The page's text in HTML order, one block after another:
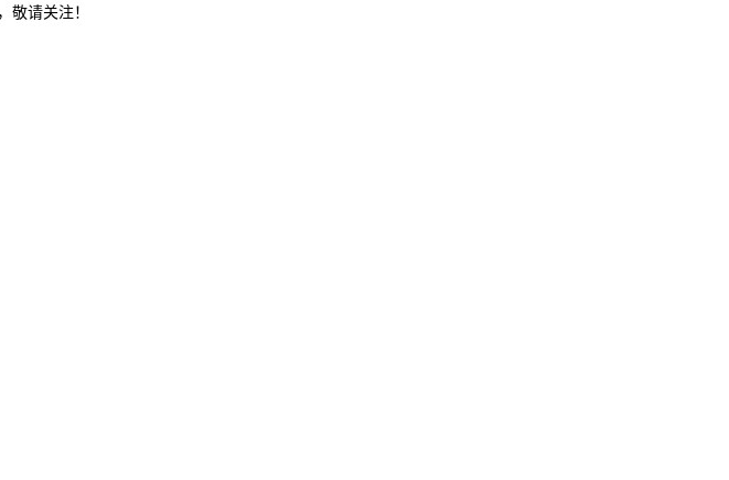
请关注！